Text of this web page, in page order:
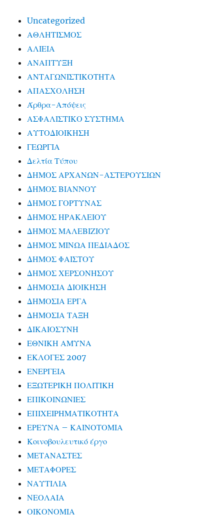
Uncategorized
ΑΘΛΗΤΙΣΜΟΣ
ΑΛΙΕΙΑ
ΑΝΑΠΤΥΞΗ
ΑΝΤΑΓΩΝΙΣΤΙΚΟΤΗΤΑ
ΑΠΑΣΧΟΛΗΣΗ
Άρθρα-Απόψεις
ΑΣΦΑΛΙΣΤΙΚΟ ΣΥΣΤΗΜΑ
ΑΥΤΟΔΙΟΙΚΗΣΗ
ΓΕΩΡΓΙΑ
Δελτία Τύπου
ΔΗΜΟΣ ΑΡΧΑΝΩΝ-ΑΣΤΕΡΟΥΣΙΩΝ
ΔΗΜΟΣ ΒΙΑΝΝΟΥ
ΔΗΜΟΣ ΓΟΡΤΥΝΑΣ
ΔΗΜΟΣ ΗΡΑΚΛΕΙΟΥ
ΔΗΜΟΣ ΜΑΛΕΒΙΖΙΟΥ
ΔΗΜΟΣ ΜΙΝΩΑ ΠΕΔΙΑΔΟΣ
ΔΗΜΟΣ ΦΑΙΣΤΟΥ
ΔΗΜΟΣ ΧΕΡΣΟΝΗΣΟΥ
ΔΗΜΟΣΙΑ ΔΙΟΙΚΗΣΗ
ΔΗΜΟΣΙΑ ΕΡΓΑ
ΔΗΜΟΣΙΑ ΤΑΞΗ
ΔΙΚΑΙΟΣΥΝΗ
ΕΘΝΙΚΗ ΑΜΥΝΑ
ΕΚΛΟΓΕΣ 2007
ΕΝΕΡΓΕΙΑ
ΕΞΩΤΕΡΙΚΗ ΠΟΛΙΤΙΚΗ
ΕΠΙΚΟΙΝΩΝΙΕΣ
ΕΠΙΧΕΙΡΗΜΑΤΙΚΟΤΗΤΑ
ΕΡΕΥΝΑ – ΚΑΙΝΟΤΟΜΙΑ
Κοινοβουλευτικό έργο
ΜΕΤΑΝΑΣΤΕΣ
ΜΕΤΑΦΟΡΕΣ
ΝΑΥΤΙΛΙΑ
ΝΕΟΛΑΙΑ
ΟΙΚΟΝΟΜΙΑ